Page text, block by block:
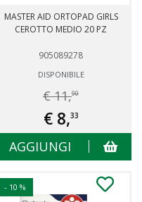
MASTER AID ORTOPAD GIRLS
CEROTTO MEDIO 20 PZ
905089278
DISPONIBILE
€ 11,90
€ 8,33
AGGIUNGI
- 10 %